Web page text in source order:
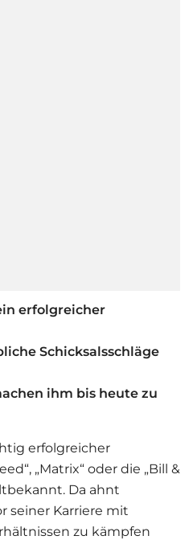
erfolgreicher
Schicksalsschläge
ihm bis heute zu
erfolgreicher
„Matrix“ oder die „Bill &
Da ahnt
seiner Karriere mit
zu kämpfen